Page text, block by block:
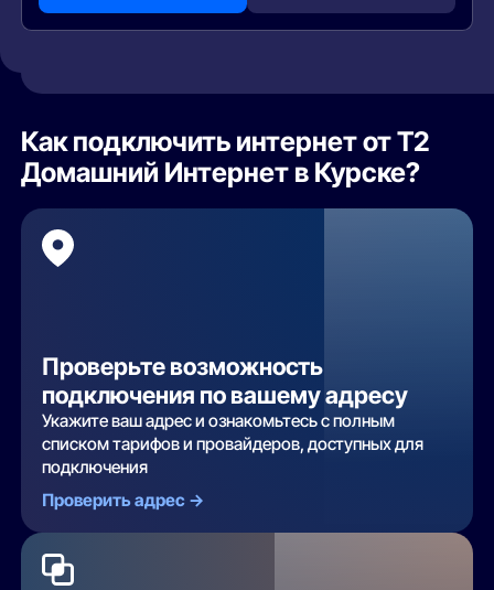
Как подключить интернет от Т2
Домашний Интернет в Курске?
Проверьте возможность
подключения по вашему адресу
Укажите ваш адрес и ознакомьтесь с полным
списком тарифов и провайдеров, доступных для
подключения
Проверить адрес ->